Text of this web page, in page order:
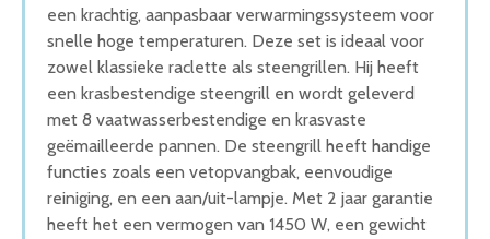
een krachtig, aanpasbaar verwarmingssysteem voor
snelle hoge temperaturen. Deze set is ideaal voor
zowel klassieke raclette als steengrillen. Hij heeft
een krasbestendige steengrill en wordt geleverd
met 8 vaatwasserbestendige en krasvaste
geëmailleerde pannen. De steengrill heeft handige
functies zoals een vetopvangbak, eenvoudige
reiniging, en een aan/uit-lampje. Met 2 jaar garantie
heeft het een vermogen van 1450 W, een gewicht